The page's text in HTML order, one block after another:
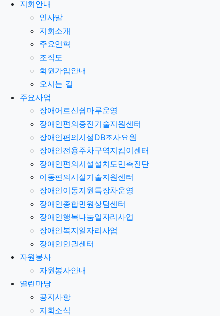
지회안내
인사말
지회소개
주요연혁
조직도
회원가입안내
오시는 길
주요사업
장애어르신쉼마루운영
장애인편의증진기술지원센터
장애인편의시설DB조사요원
장애인전용주차구역지킴이센터
장애인편의시설설치도민촉진단
이동편의시설기술지원센터
장애인이동지원특장차운영
장애인종합민원상담센터
장애인행복나눔일자리사업
장애인복지일자리사업
장애인인권센터
자원봉사
자원봉사안내
열린마당
공지사항
지회소식